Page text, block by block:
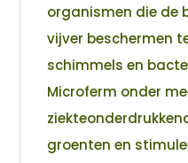
organismen die de
vijver beschermen
schimmels en
Microferm onder
groenten en